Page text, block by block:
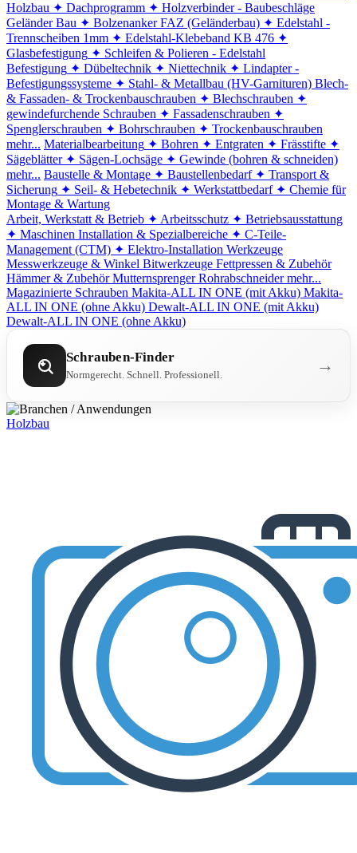
Holzbau ✦ Dachprogramm ✦ Holzverbinder - Baubeschläge
Geländer Bau ✦ Bolzenanker FAZ (Geländerbau) ✦ Edelstahl -
Trennscheiben 1mm ✦ Edelstahl-Klebeband KB 476 ✦
Glasbefestigung ✦ Schleifen & Polieren - Edelstahl
Befestigung ✦ Dübeltechnik ✦ Niettechnik ✦ Lindapter -
Befestigungssysteme ✦ Stahl- & Metallbau (HV-Garnituren) Blech-
& Fassaden- & Trockenbauschrauben ✦ Blechschrauben ✦
gewindefurchende Schrauben ✦ Fassadenschrauben ✦
Spenglerschrauben ✦ Bohrschrauben ✦ Trockenbauschrauben
mehr... Materialbearbeitung ✦ Bohren ✦ Entgraten ✦ Frässtifte ✦
Sägeblätter ✦ Sägen-Lochsäge ✦ Gewinde (bohren & schneiden)
mehr... Baustelle & Montage ✦ Baustellenbedarf ✦ Transport &
Sicherung ✦ Seil- & Hebetechnik ✦ Werkstattbedarf ✦ Chemie für
Montage & Wartung
Arbeit, Werkstatt & Betrieb ✦ Arbeitsschutz ✦ Betriebsausstattung
✦ Maschinen Installation & Spezialbereiche ✦ C-Teile-
Management (CTM) ✦ Elektro-Installation Werkzeuge
Messwerkzeuge & Winkel Bitwerkzeuge Fettpressen & Zubehör
Hämmer & Zubehör Mutternsprenger Rohrabschneider mehr...
Magazinierte Schrauben Makita-ALL IN ONE (mit Akku) Makita-
ALL IN ONE (ohne Akku) Dewalt-ALL IN ONE (mit Akku)
Dewalt-ALL IN ONE (ohne Akku)
Schrauben-Finder
Normgerecht. Schnell. Professionell. →
Holzbau